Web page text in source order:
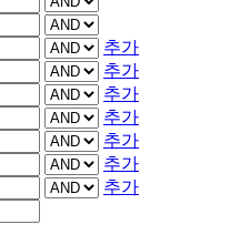
추가
추가
추가
추가
추가
추가
추가